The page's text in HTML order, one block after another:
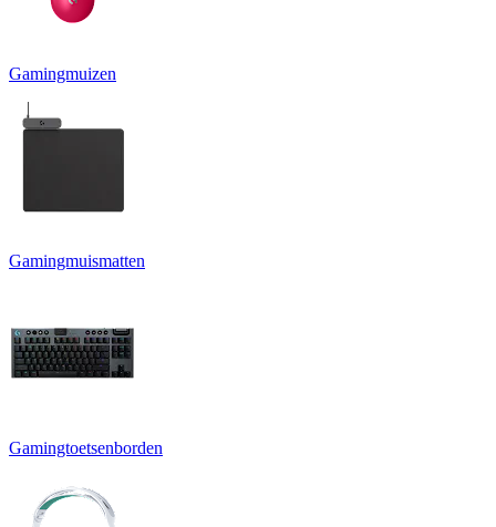
Gamingmuizen
Gamingmuismatten
Gamingtoetsenborden